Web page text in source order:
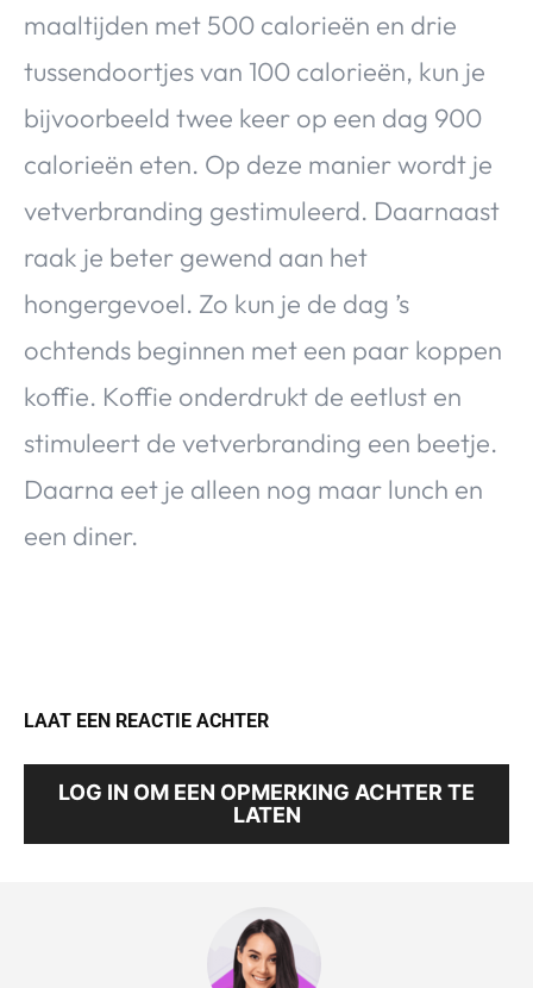
maaltijden met 500 calorieën en drie
tussendoortjes van 100 calorieën, kun je
bijvoorbeeld twee keer op een dag 900
calorieën eten. Op deze manier wordt je
vetverbranding gestimuleerd. Daarnaast
raak je beter gewend aan het
hongergevoel. Zo kun je de dag ’s
ochtends beginnen met een paar koppen
koffie. Koffie onderdrukt de eetlust en
stimuleert de vetverbranding een beetje.
Daarna eet je alleen nog maar lunch en
een diner.
LAAT EEN REACTIE ACHTER
LOG IN OM EEN OPMERKING ACHTER TE
LATEN